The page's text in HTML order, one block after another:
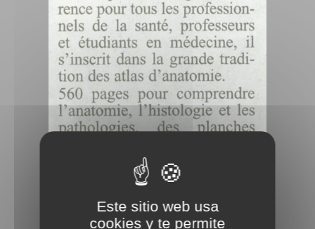
Este sitio web usa
cookies y te permite